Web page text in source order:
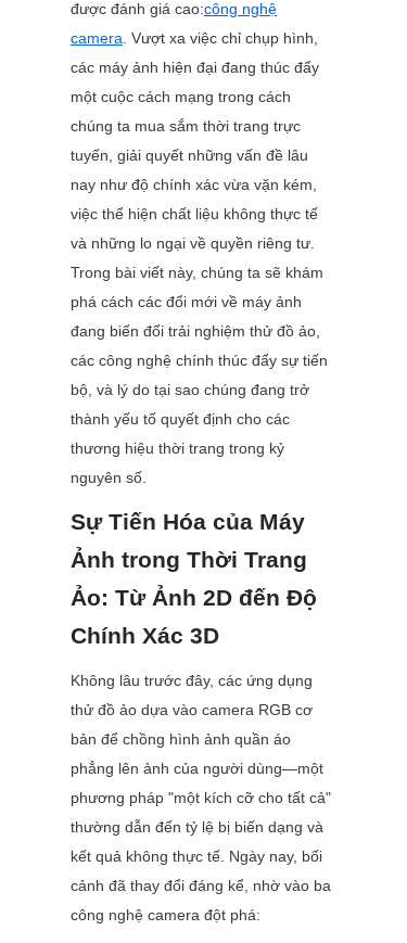
được đánh giá cao:công nghệ
camera. Vượt xa việc chỉ chụp hình,
các máy ảnh hiện đại đang thúc đẩy
một cuộc cách mạng trong cách
chúng ta mua sắm thời trang trực
tuyến, giải quyết những vấn đề lâu
nay như độ chính xác vừa vặn kém,
việc thể hiện chất liệu không thực tế
và những lo ngại về quyền riêng tư.
Trong bài viết này, chúng ta sẽ khám
phá cách các đổi mới về máy ảnh
đang biến đổi trải nghiệm thử đồ ảo,
các công nghệ chính thúc đẩy sự tiến
bộ, và lý do tại sao chúng đang trở
thành yếu tố quyết định cho các
thương hiệu thời trang trong kỷ
nguyên số.
Sự Tiến Hóa của Máy
Ảnh trong Thời Trang
Ảo: Từ Ảnh 2D đến Độ
Chính Xác 3D
Không lâu trước đây, các ứng dụng
thử đồ ảo dựa vào camera RGB cơ
bản để chồng hình ảnh quần áo
phẳng lên ảnh của người dùng—một
phương pháp "một kích cỡ cho tất cả"
thường dẫn đến tỷ lệ bị biến dạng và
kết quả không thực tế. Ngày nay, bối
cảnh đã thay đổi đáng kể, nhờ vào ba
công nghệ camera đột phá: